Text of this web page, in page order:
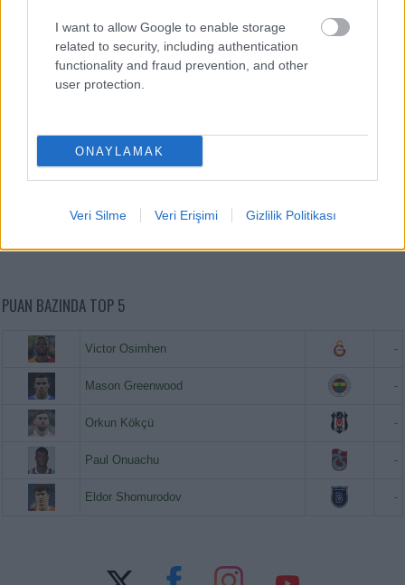
I want to allow Google to enable storage
related to security, including authentication
functionality and fraud prevention, and other
user protection.
ONAYLAMAK
Veri Silme Veri Erişimi Gizlilik Politikası
EN DEĞERLI TOP 5
PUAN BAZINDA TOP 5
Victor Osimhen -
Mason Greenwood -
Orkun Kökçü -
Paul Onuachu -
Eldor Shomurodov -